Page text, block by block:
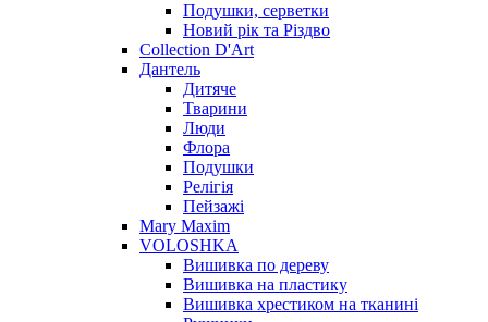
Подушки, серветки
Новий рік та Різдво
Collection D'Art
Дантель
Дитяче
Тварини
Люди
Флора
Подушки
Релігія
Пейзажі
Mary Maxim
VOLOSHKA
Вишивка по дереву
Вишивка на пластику
Вишивка хрестиком на тканині